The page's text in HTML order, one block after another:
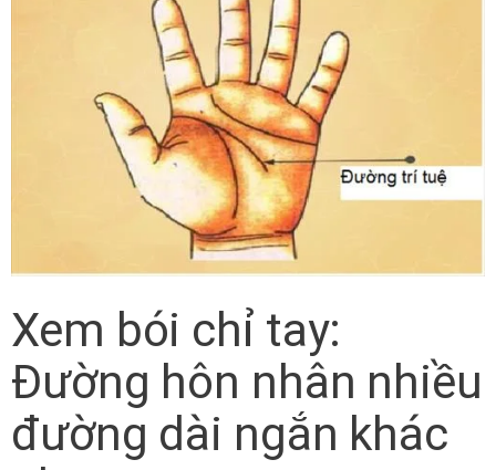
Xem bói chỉ tay:
Đường hôn nhân nhiều
đường dài ngắn khác